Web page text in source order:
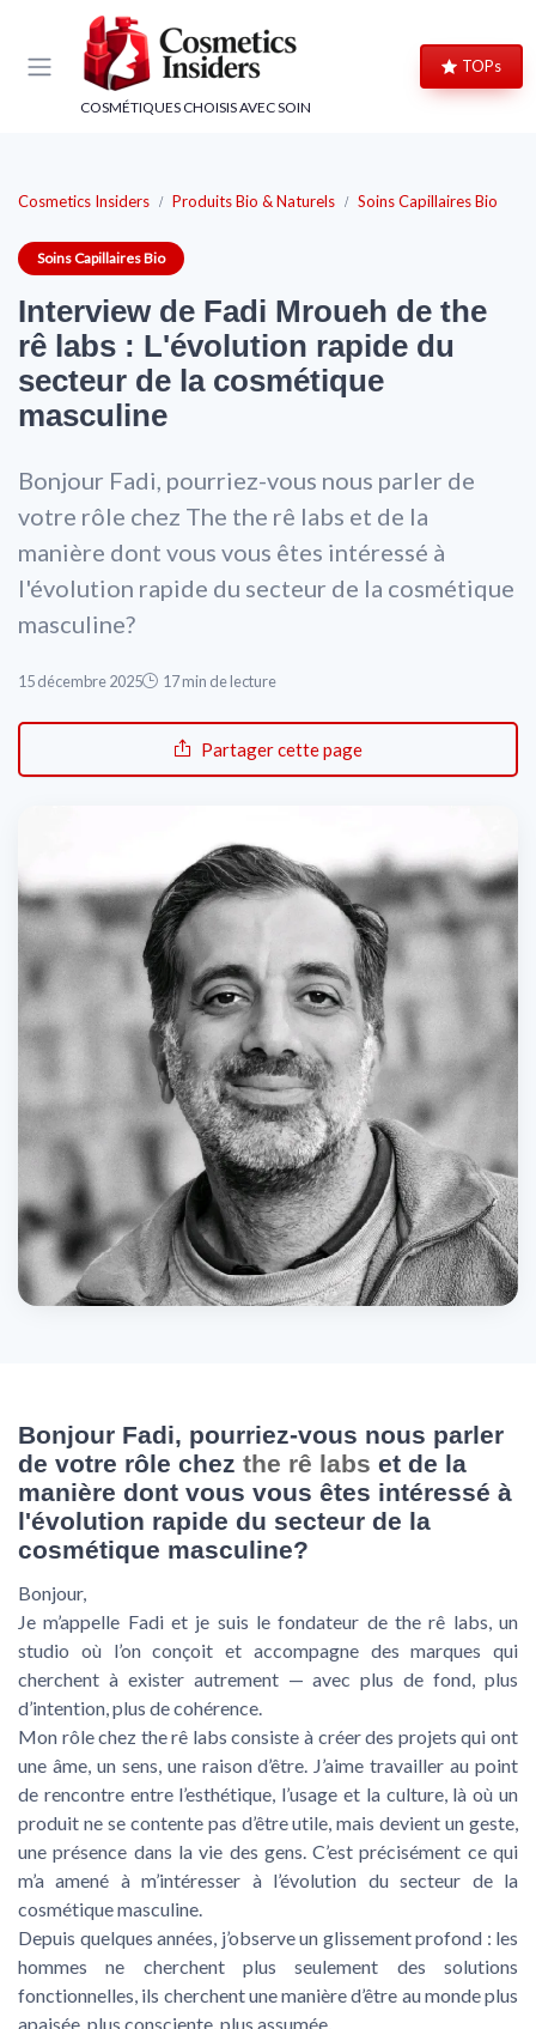
COSMÉTIQUES CHOISIS AVEC SOIN
TOPs
Cosmetics Insiders Produits Bio & Naturels Soins Capillaires Bio
Soins Capillaires Bio
Interview de Fadi Mroueh de the
rê labs : L'évolution rapide du
secteur de la cosmétique
masculine
Bonjour Fadi, pourriez-vous nous parler de
votre rôle chez The the rê labs et de la
manière dont vous vous êtes intéressé à
l'évolution rapide du secteur de la cosmétique
masculine?
15 décembre 2025 17 min de lecture
Partager cette page
Bonjour Fadi, pourriez-vous nous parler
de votre rôle chez the rê labs et de la
manière dont vous vous êtes intéressé à
l'évolution rapide du secteur de la
cosmétique masculine?
Bonjour,
Je m’appelle Fadi et je suis le fondateur de the rê labs, un
studio où l’on conçoit et accompagne des marques qui
cherchent à exister autrement — avec plus de fond, plus
d’intention, plus de cohérence.
Mon rôle chez the rê labs consiste à créer des projets qui ont
une âme, un sens, une raison d’être. J’aime travailler au point
de rencontre entre l’esthétique, l’usage et la culture, là où un
produit ne se contente pas d’être utile, mais devient un geste,
une présence dans la vie des gens. C’est précisément ce qui
m’a amené à m’intéresser à l’évolution du secteur de la
cosmétique masculine.
Depuis quelques années, j’observe un glissement profond : les
hommes ne cherchent plus seulement des solutions
fonctionnelles, ils cherchent une manière d’être au monde plus
apaisée, plus consciente, plus assumée.
→ Je m'inscris
* En remplissant ce formulaire, j'accepte d'être
contacté(e) à des fins commerciales par Cosmetics
de Cosmetics Insiders et les offres de ses partenaires.
Panneau de gestion des cookies